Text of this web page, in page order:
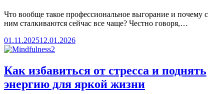
Что вообще такое профессиональное выгорание и почему с
ним сталкиваются сейчас все чаще? Честно говоря,…
01.11.202512.01.2026
Как избавиться от стресса и поднять
энергию для яркой жизни